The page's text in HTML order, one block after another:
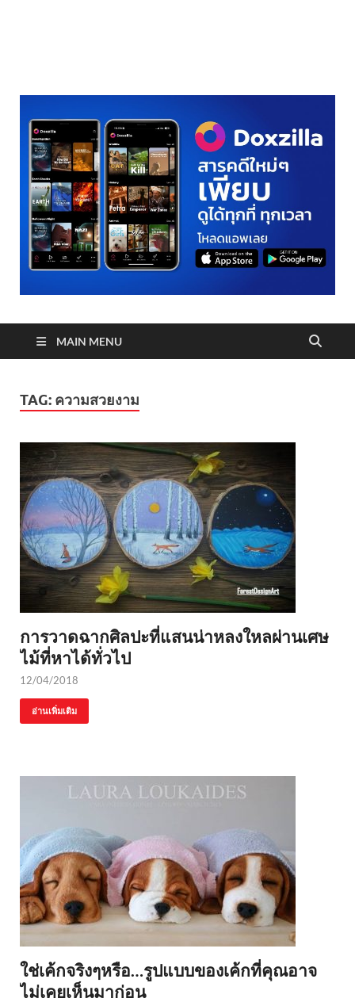
MAIN MENU
TAG: ความสวยงาม
การวาดฉากศิลปะที่แสนน่าหลงใหลผ่านเศษ
ไม้ที่หาได้ทั่วไป
12/04/2018
อ่านเพิ่มเติม
ใช่เค้กจริงๆหรือ…รูปแบบของเค้กที่คุณอาจ
ไม่เคยเห็นมาก่อน